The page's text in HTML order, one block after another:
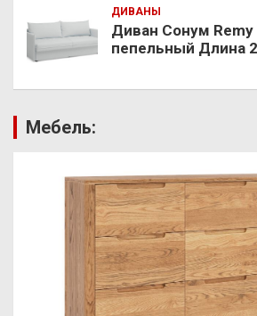
ДИВАНЫ
Диван Сонум
пепельный Длина
Мебель: